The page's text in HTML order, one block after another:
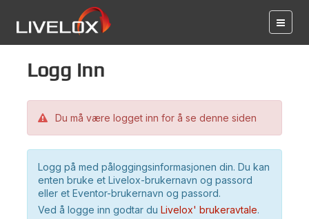
Logg inn
Du må være logget inn for å se denne siden
Logg på med påloggingsinformasjonen din. Du kan
enten bruke et Livelox-brukernavn og passord
eller et Eventor-brukernavn og passord.
Ved å logge inn godtar du Livelox' brukeravtale.